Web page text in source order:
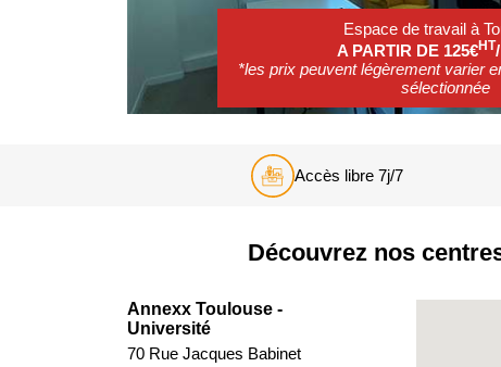
Espace de travail à
A PARTIR DE 125€HT
*les prix peuvent légèrement varier
sélectionnée
Accès libre 7j/7
Découvrez nos
Annexx Toulouse -
Université
70 Rue Jacques Babinet